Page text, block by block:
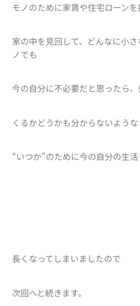
モノのために家賃や住宅ローン
家の中を見回して、どんなに小
ノでも
今の自分に不必要だと思ったら、
くるかどうかも分からないような
“いつか”のために今の自分の生
長くなってしまいましたので
次回へと続きます。